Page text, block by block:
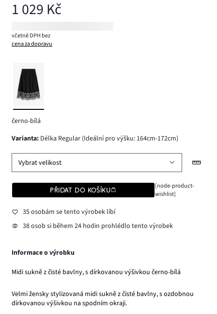
1 029 Kč
včetně DPH bez
cena za dopravu
černo-bílá
varianta: Délka Regular (Ideální pro výšku: 164cm-172cm)
Vybrat velikost
PŘIDAT DO KOŠÍKU
[node-product-
wishlist]
35 osobám se tento výrobek líbí
38 osob si během 24 hodin prohlédlo tento výrobek
Informace o výrobku
Midi sukně z čisté bavlny, s dírkovanou výšivkou černo-bílá
Velmi žensky stylizovaná midi sukně z čisté bavlny, s ozdobnou
dírkovanou výšivkou na spodním okraji.